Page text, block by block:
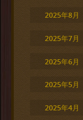
2025年8月
2025年7月
2025年6月
2025年5月
2025年4月